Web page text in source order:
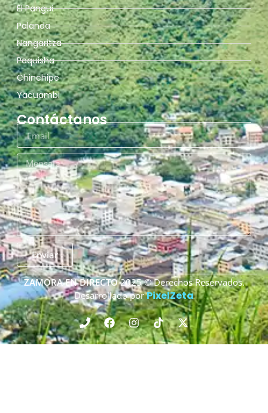
El Pangui
Palanda
Nangaritza
Paquisha
Chinchipe
Yacuambi
Contáctanos
Enviar
ZAMORA EN DIRECTO2025 © Derechos Reservados.
Desarrollado porPixelZeta